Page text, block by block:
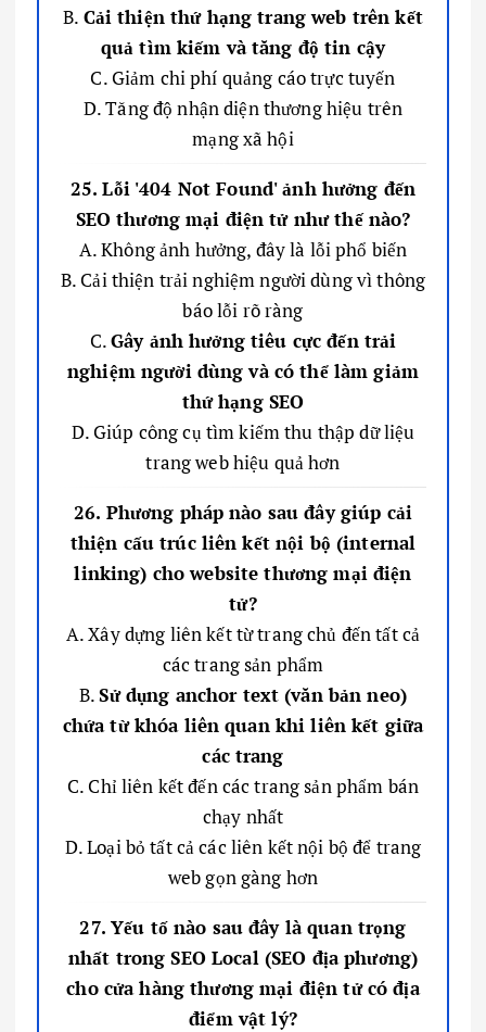
B. Cải thiện thứ hạng trang web trên kết
quả tìm kiếm và tăng độ tin cậy
C. Giảm chi phí quảng cáo trực tuyến
D. Tăng độ nhận diện thương hiệu trên
mạng xã hội
25. Lỗi '404 Not Found' ảnh hưởng đến
SEO thương mại điện tử như thế nào?
A. Không ảnh hưởng, đây là lỗi phổ biến
B. Cải thiện trải nghiệm người dùng vì thông
báo lỗi rõ ràng
C.Gây ảnh hưởng tiêu cực đến trải
nghiệm người dùng và có thể làm giảm
thứ hạng SEO
D. Giúp công cụ tìm kiếm thu thập dữ liệu
trang web hiệu quả hơn
26. Phương pháp nào sau đây giúp cải
thiện cấu trúc liên kết nội bộ (internal
linking) cho website thương mại điện
tử?
A. Xây dựng liên kết từ trang chủ đến tất cả
các trang sản phẩm
B.Sử dụng anchor text (văn bản neo)
chứa từ khóa liên quan khi liên kết giữa
các trang
C. Chỉ liên kết đến các trang sản phẩm bán
chạy nhất
D. Loại bỏ tất cả các liên kết nội bộ để trang
web gọn gàng hơn
27. Yếu tố nào sau đây là quan trọng
nhất trong SEO Local (SEO địa phương)
cho cửa hàng thương mại điện tử có địa
điểm vật lý?